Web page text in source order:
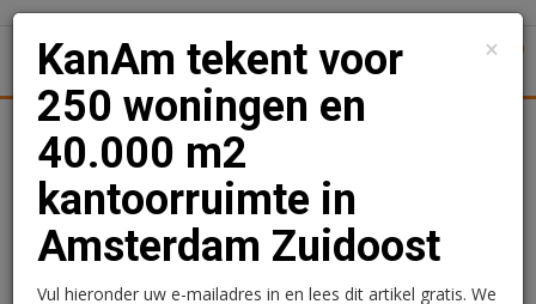
Retail
KanAm tekent voor 250
woningen en 40.000 m2
×
KanAm tekent voor
250 woningen en
40.000 m2
kantoorruimte in
Amsterdam Zuidoost
Vul hieronder uw e-mailadres in en lees dit artikel gratis. We